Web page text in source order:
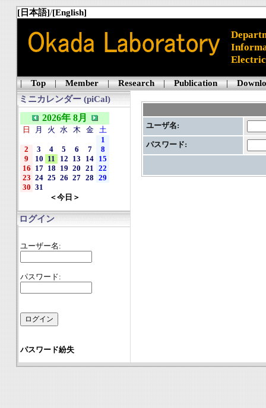
[日本語]/[English]
|Top|Member|Research|Publication|
ミニカレンダー (piCal)
2026年 8月
日 月 火 水 木 金
土
1
2
3 4 5 6 7
8
9
10 11 12 13 14 15
16 17 18 19 20 21
22
23 24 25 26 27 28
29
30 31
＜今日＞
ログイン
ユーザー名:
パスワード:
パスワード紛失
ユーザ名:
パスワード: